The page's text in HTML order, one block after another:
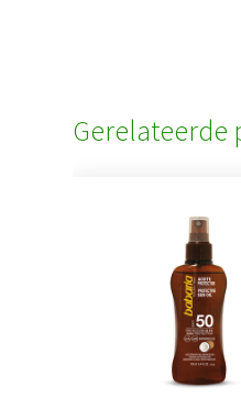
Gerelateerde